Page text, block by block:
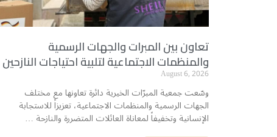
تعاون بين المبرات والجهات الرسمية
والمنظمات الاجتماعية لتلبية احتياجات النازحين
August 6, 2026
وسّعت جمعية المبرّات الخيرية دائرة تعاونها مع مختلف
الجهات الرسمية والمنظمات الاجتماعية، تعزيزاً للاستجابة
الإنسانية وتخفيفاً لمعاناة العائلات المتضررة والنازحة …